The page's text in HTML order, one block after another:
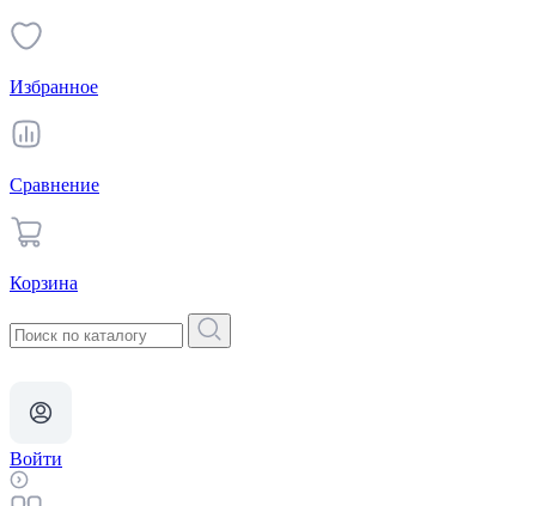
Избранное
Сравнение
Корзина
Войти